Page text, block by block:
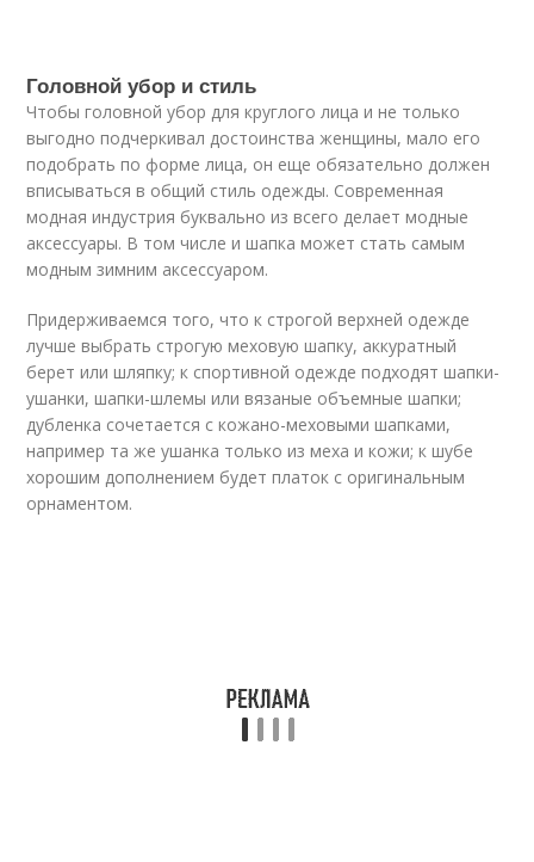
Головной убор и стиль
Чтобы головной убор для круглого лица и не только
выгодно подчеркивал достоинства женщины, мало его
подобрать по форме лица, он еще обязательно должен
вписываться в общий стиль одежды. Современная
модная индустрия буквально из всего делает модные
аксессуары. В том числе и шапка может стать самым
модным зимним аксессуаром.
Придерживаемся того, что к строгой верхней одежде
лучше выбрать строгую меховую шапку, аккуратный
берет или шляпку; к спортивной одежде подходят шапки-
ушанки, шапки-шлемы или вязаные объемные шапки;
дубленка сочетается с кожано-меховыми шапками,
например та же ушанка только из меха и кожи; к шубе
хорошим дополнением будет платок с оригинальным
орнаментом.